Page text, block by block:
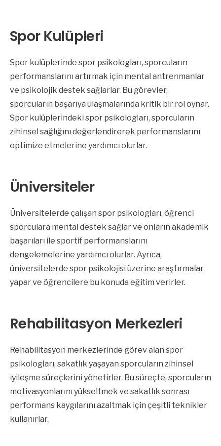
Spor Kulüpleri
Spor kulüplerinde spor psikologları, sporcuların
performanslarını artırmak için mental antrenmanlar
ve psikolojik destek sağlarlar. Bu görevler,
sporcuların başarıya ulaşmalarında kritik bir rol oynar.
Spor kulüplerindeki spor psikologları, sporcuların
zihinsel sağlığını değerlendirerek performanslarını
optimize etmelerine yardımcı olurlar.
Üniversiteler
Üniversitelerde çalışan spor psikologları, öğrenci
sporculara mental destek sağlar ve onların akademik
başarıları ile sportif performanslarını
dengelemelerine yardımcı olurlar. Ayrıca,
üniversitelerde spor psikolojisi üzerine araştırmalar
yapar ve öğrencilere bu konuda eğitim verirler.
Rehabilitasyon Merkezleri
Rehabilitasyon merkezlerinde görev alan spor
psikologları, sakatlık yaşayan sporcuların zihinsel
iyileşme süreçlerini yönetirler. Bu süreçte, sporcuların
motivasyonlarını yükseltmek ve sakatlık sonrası
performans kaygılarını azaltmak için çeşitli teknikler
kullanırlar.